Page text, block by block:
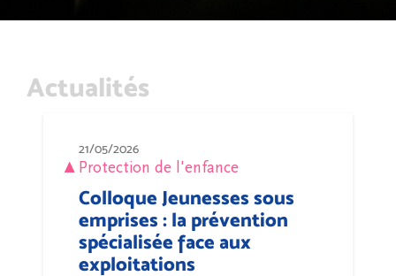
Actualités
21/05/2026
Protection de l'enfance
Colloque Jeunesses sous
emprises : la prévention
spécialisée face aux
exploitations